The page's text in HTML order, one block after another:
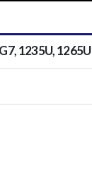
1235U, 1265U